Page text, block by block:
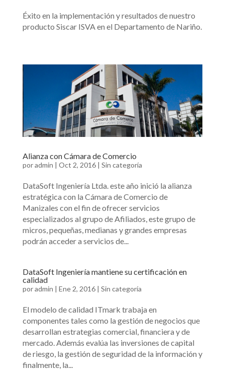
Éxito en la implementación y resultados de nuestro
producto Siscar ISVA en el Departamento de Nariño.
Alianza con Cámara de Comercio
poradmin | Oct 2, 2016| Sin categoría
DataSoft Ingeniería Ltda. este año inició la alianza
estratégica con la Cámara de Comercio de
Manizales con el fin de ofrecer servicios
especializados al grupo de Afiliados, este grupo de
micros, pequeñas, medianas y grandes empresas
podrán acceder a servicios de...
DataSoft Ingeniería mantiene su certificación en
calidad
poradmin | Ene 2, 2016| Sin categoría
El modelo de calidad ITmark trabaja en
componentes tales como la gestión de negocios que
desarrollan estrategias comercial, financiera y de
mercado. Además evalúa las inversiones de capital
de riesgo, la gestión de seguridad de la información y
finalmente, la...